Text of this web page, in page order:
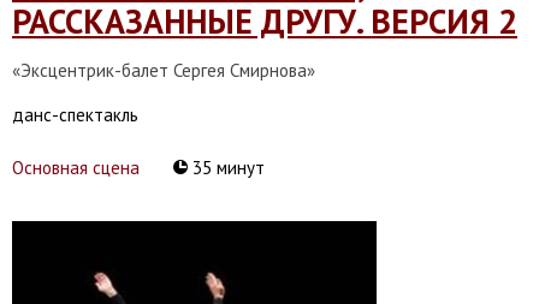
РАССКАЗАННЫЕ ДРУГУ. ВЕРСИЯ 2
«Эксцентрик-балет Сергея Смирнова»
данс-спектакль
Основная сцена 35 минут